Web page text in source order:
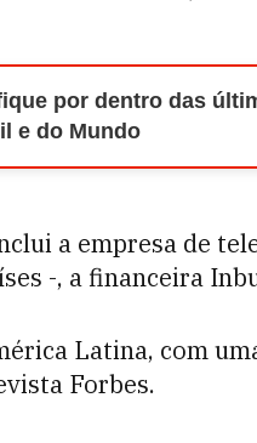
por dentro das
e do Mundo
a empresa de
-, a financeira
Latina, com
Forbes.